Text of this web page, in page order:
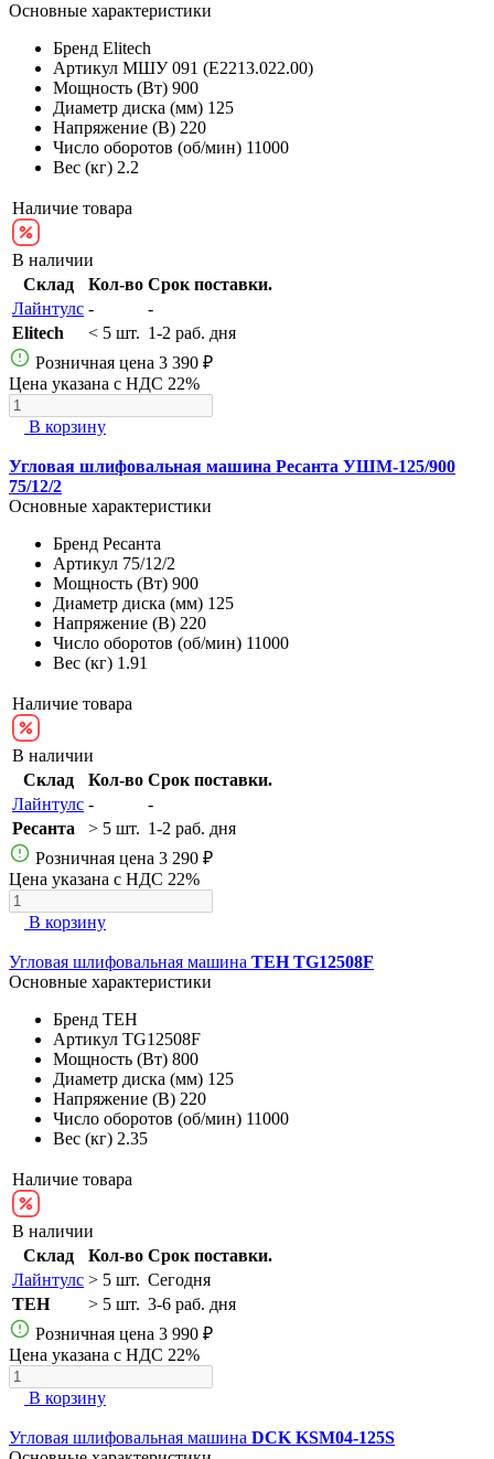
Основные характеристики
Бренд Elitech
Артикул МШУ 091 (E2213.022.00)
Мощность (Вт) 900
Диаметр диска (мм) 125
Напряжение (В) 220
Число оборотов (об/мин) 11000
Вес (кг) 2.2
Наличие товара
В наличии
Склад
Кол-во Срок поставки.
Лайнтулс -
-
Elitech
< 5 шт. 1-2 раб. дня
Розничная цена 3 390 ₽
Цена указана с НДС 22%
В корзину
Угловая шлифовальная машина Ресанта УШМ-125/900
75/12/2
Основные характеристики
Бренд Ресанта
Артикул 75/12/2
Мощность (Вт) 900
Диаметр диска (мм) 125
Напряжение (В) 220
Число оборотов (об/мин) 11000
Вес (кг) 1.91
Наличие товара
В наличии
Склад
Кол-во Срок поставки.
Лайнтулс -
-
Ресанта
> 5 шт. 1-2 раб. дня
Розничная цена 3 290 ₽
Цена указана с НДС 22%
В корзину
Угловая шлифовальная машина TEH TG12508F
Основные характеристики
Бренд TEH
Артикул TG12508F
Мощность (Вт) 800
Диаметр диска (мм) 125
Напряжение (В) 220
Число оборотов (об/мин) 11000
Вес (кг) 2.35
Наличие товара
В наличии
Склад
Кол-во Срок поставки.
Лайнтулс > 5 шт. Сегодня
TEH
> 5 шт. 3-6 раб. дня
Розничная цена 3 990 ₽
Цена указана с НДС 22%
В корзину
Угловая шлифовальная машина DCK KSM04-125S